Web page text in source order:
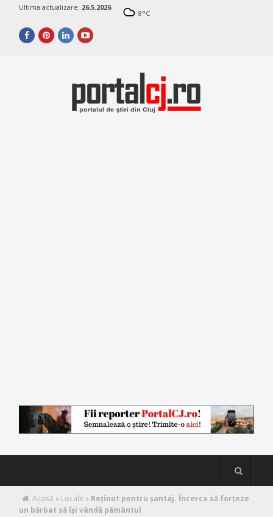
Ultima actualizare: 26.5.2026
8°C
Acasă » Locale » Reținut pentru șantaj. Încerca să forțeze
un bărbat să își vândă pământul